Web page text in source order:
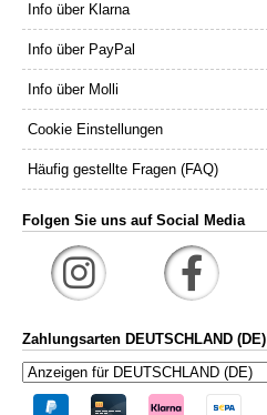
Info über Klarna
Info über PayPal
Info über Molli
Cookie Einstellungen
Häufig gestellte Fragen (FAQ)
Folgen Sie uns auf Social Media
Zahlungsarten DEUTSCHLAND (DE)